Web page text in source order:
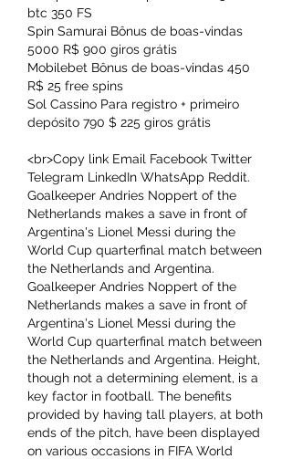
btc 350 FS
Spin Samurai Bônus de boas-vindas
5000 R$ 900 giros grátis
Mobilebet Bônus de boas-vindas 450
R$ 25 free spins
Sol Cassino Para registro + primeiro
depósito 790 $ 225 giros grátis
<br>Copy link Email Facebook Twitter
Telegram LinkedIn WhatsApp Reddit.
Goalkeeper Andries Noppert of the
Netherlands makes a save in front of
Argentina's Lionel Messi during the
World Cup quarterfinal match between
the Netherlands and Argentina.
Goalkeeper Andries Noppert of the
Netherlands makes a save in front of
Argentina's Lionel Messi during the
World Cup quarterfinal match between
the Netherlands and Argentina. Height,
though not a determining element, is a
key factor in football. The benefits
provided by having tall players, at both
ends of the pitch, have been displayed
on various occasions in FIFA World